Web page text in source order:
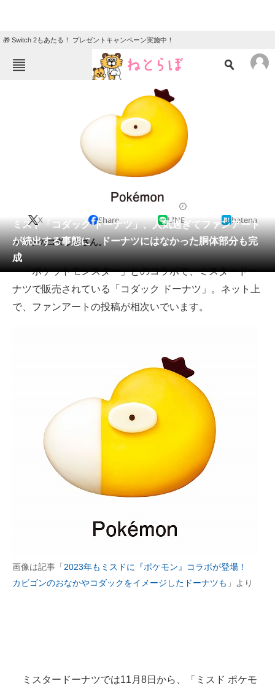
🎁 Switch 2もあたる！ プレゼントキャンペーン実施中！
ニュース
クイズ
教育・育児
リサーチ
会員記事
メディア
注目記事を集めた総合ページ
ITの今と未来を見通す
好きが集まる 比べて選べる
ビジネスと働き方のヒント
AI活用のいまが分かる
企業ITのトレンドを詳説
経営リーダーのコミュニティ
ITエンジニア向け専門サイト
企業向けIT製品の総合サイト
ミスド「コダック ドーナツ」、人気過ぎてファンアート
が続出する事態に ドーナツにはなかった胴体部分も完
成
X Share LINE hatena
ミスドのコダックさん。
「ポケットモンスター」とのコラボで、ミスタードー
ナツで販売されている「コダック ドーナツ」。ネット上
で、ファンアートの投稿が相次いでいます。
画像は記事「 2023年もミスドに『ポケモン』コラボが登場！
カビゴンのおなかやコダックをイメージしたドーナツも 」より
ミスタードーナツでは11月8日から、「ミスド ポケモ